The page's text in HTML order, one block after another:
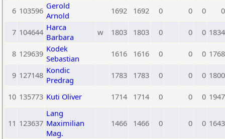
6 103596 Gerold
Arnold
1692 1692 0 0 0 0
7 104644 Harca
Barbara
w 1803 1803 0 0 0 1834
8 129639 Kodek
Sebastian
1616 1616 0 0 0 1768
9 127148 Kondic
Predrag
1783 1783 0 0 0 1800
10 135773 Kuti Oliver 1714 1714 0 0 0 1947
11 123637
Lang
Maximilian
Mag.
1466 1466 0 0 0 1643